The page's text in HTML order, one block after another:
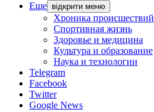
Еще відкрити меню
Хроника происшествий
Спортивная жизнь
Здоровье и медицина
Культура и образование
Наука и технологии
Telegram
Facebook
Twitter
Google News